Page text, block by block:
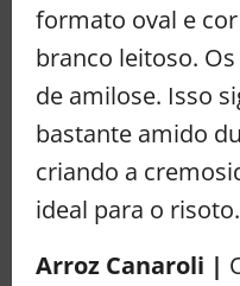
formato oval e
branco leitoso.
de amilose. Isso
bastante amido
criando a
ideal para o risoto.
Arroz Canaroli |